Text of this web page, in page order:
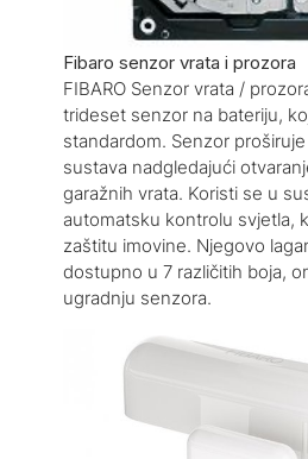
Fibaro senzor vrata i prozora
FIBARO Senzor vrata /
trideset senzor na bateriju,
standardom. Senzor
sustava nadgledajući
garažnih vrata. Koristi se u
automatsku kontrolu svjetla,
zaštitu imovine. Njegovo
dostupno u 7 različitih boja,
ugradnju senzora.